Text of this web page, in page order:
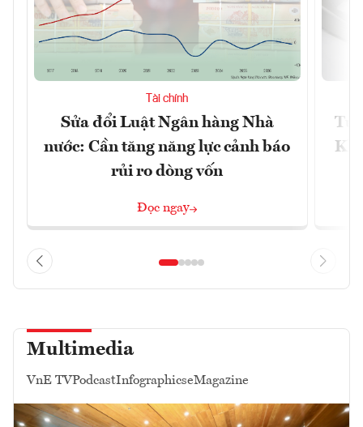
Tài chính
Sửa đổi Luật Ngân hàng Nhà
nước: Cần tăng năng lực cảnh báo
rủi ro dòng vốn
Đọc ngay
Từ
Multimedia
VnE TVPodcastInfographicseMagazine